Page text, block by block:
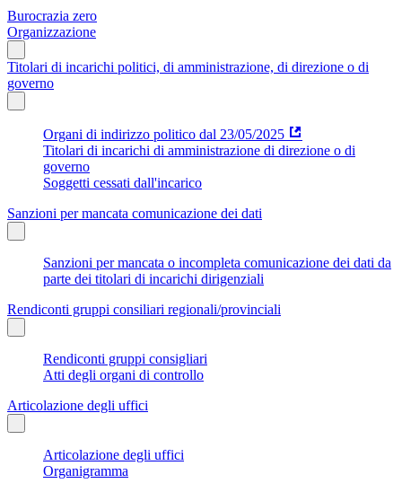
Burocrazia zero
Organizzazione
Titolari di incarichi politici, di amministrazione, di direzione o di
governo
Organi di indirizzo politico dal 23/05/2025
Titolari di incarichi di amministrazione di direzione o di
governo
Soggetti cessati dall'incarico
Sanzioni per mancata comunicazione dei dati
Sanzioni per mancata o incompleta comunicazione dei dati da
parte dei titolari di incarichi dirigenziali
Rendiconti gruppi consiliari regionali/provinciali
Rendiconti gruppi consigliari
Atti degli organi di controllo
Articolazione degli uffici
Articolazione degli uffici
Organigramma